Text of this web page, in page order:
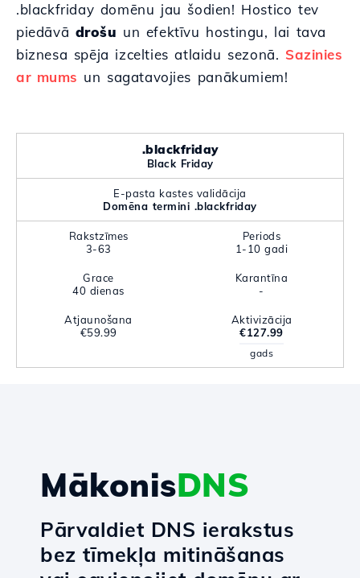
.blackfriday domēnu jau šodien! Hostico tev
piedāvā drošu un efektīvu hostingu, lai tava
biznesa spēja izcelties atlaidu sezonā. Sazinies
ar mums un sagatavojies panākumiem!
.blackfriday
Black Friday
E-pasta kastes validācija
Domēna termini .blackfriday
Rakstzīmes
3-63
Periods
1-10 gadi
Grace
40 dienas
Karantīna
-
Atjaunošana
€59.99
Aktivizācija
€127.99
gads
MākonisDNS
Pārvaldiet DNS ierakstus
bez tīmekļa mitināšanas